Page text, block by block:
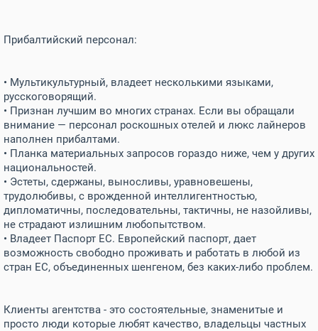
Прибалтийский персонал:
• Мультикультурный, владеет несколькими языками,
русскоговорящий.
• Признан лучшим во многих странах. Если вы обращали
внимание — персонал роскошных отелей и люкс лайнеров
наполнен прибалтами.
• Планка материальных запросов гораздо ниже, чем у других
национальностей.
• Эстеты, сдержаны, выносливы, уравновешены,
трудолюбивы, с врожденной интеллигентностью,
дипломатичны, последовательны, тактичны, не назойливы,
не страдают излишним любопытством.
• Владеет Паспорт ЕС. Европейский паспорт, дает
возможность свободно проживать и работать в любой из
стран ЕС, объединенных шенгеном, без каких-либо проблем.
Клиенты агентства - это состоятельные, знаменитые и
просто люди которые любят качество, владельцы частных